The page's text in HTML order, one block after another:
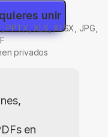
unir
XLS, XLSX, JPG,
privados
en